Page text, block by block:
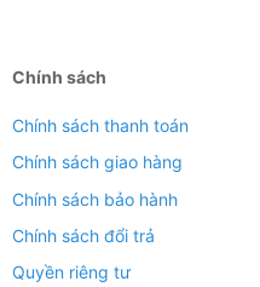
Chính sách
Chính sách thanh toán
Chính sách giao hàng
Chính sách bảo hành
Chính sách đổi trả
Quyền riêng tư